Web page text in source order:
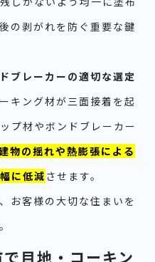
の剥がれを防ぐ重要な鍵
ブレーカーの適切な選定
キング材が三面接着を起
プ材やボンドブレーカー
物の揺れや熱膨張による
に低減 させます。
お客様の大切な住まいを
目地・コーキン